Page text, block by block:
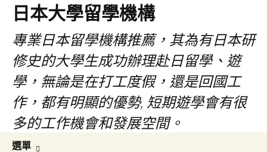
日本大學留學機構
專業日本留學機構推薦，其為有日本研
修史的大學生成功辦理赴日留學、遊
學，無論是在打工度假，還是回國工
作，都有明顯的優勢, 短期遊學會有很
多的工作機會和發展空間。
選單